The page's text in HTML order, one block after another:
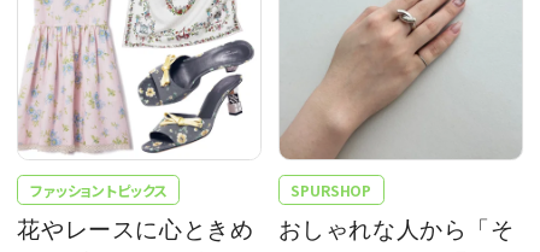
ファッショントピックス
花やレースに心ときめ
SPURSHOP
おしゃれな人から「そ